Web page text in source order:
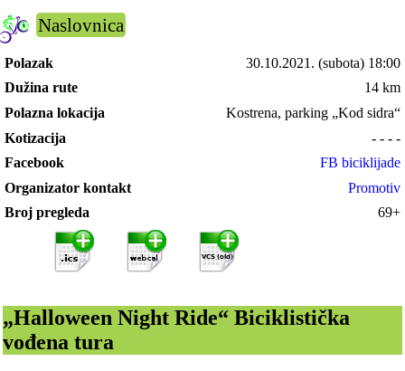
Naslovnica
Polazak 30.10.2021. (subota) 18:00
Dužina rute
14 km
Polazna lokacija
Kostrena, parking „Kod sidra“
Kotizacija
- - - -
Facebook
FB biciklijade
Organizator kontakt
Promotiv
Broj pregleda
69+
„Halloween Night Ride“ Biciklistička
vođena tura